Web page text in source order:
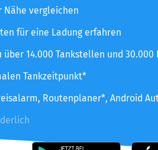
vergleichen
für eine Ladung erfahren
14.000 Tankstellen und 30.000
Tankzeitpunkt*
Routenplaner*, Android